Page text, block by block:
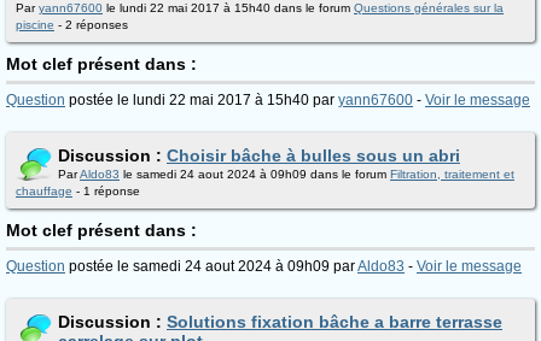
Paryann67600 le lundi 22 mai 2017 à 15h40 dans le forum Questions générales sur la
piscine - 2 réponses
Mot clef présent dans :
Question postée le lundi 22 mai 2017 à 15h40 par yann67600 - Voir le message
Discussion : Choisir bâche à bulles sous un abri
ParAldo83 le samedi 24 aout 2024 à 09h09 dans le forum Filtration, traitement et
chauffage - 1 réponse
Mot clef présent dans :
Question postée le samedi 24 aout 2024 à 09h09 parAldo83 - Voir le message
Discussion : Solutions fixation bâche a barre terrasse